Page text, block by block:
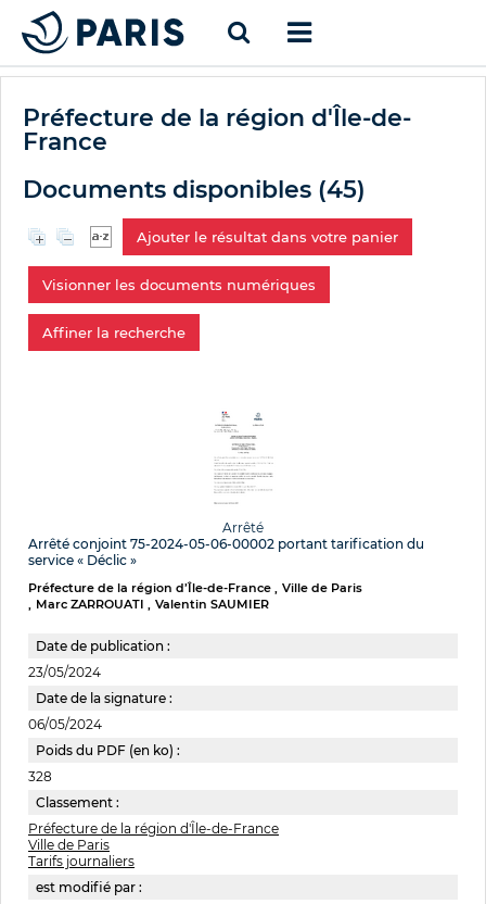
Préfecture de la région d'Île-de-
France
Documents disponibles (45)
Ajouter le résultat dans votre panier
Visionner les documents numériques
Affiner la recherche
Arrêté
Arrêté conjoint 75-2024-05-06-00002 portant tarification du
service « Déclic »
Préfecture de la région d’Île-de-France
Ville de Paris
Marc ZARROUATI
Valentin SAUMIER
Date de publication :
23/05/2024
Date de la signature :
06/05/2024
Poids du PDF (en ko) :
328
Classement :
Préfecture de la région d'Île-de-France
Ville de Paris
Tarifs journaliers
est modifié par :